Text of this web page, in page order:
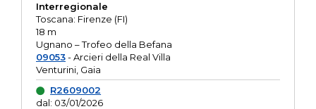
Interregionale
Toscana: Firenze (FI)
18 m
Ugnano – Trofeo della Befana
09053- Arcieri della Real Villa
Venturini, Gaia
R2609002
dal: 03/01/2026